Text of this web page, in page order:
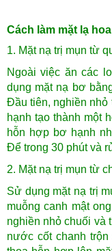
Cách làm mặt lạ
1. Mặt nạ trị mụn từ
Ngoài việc ăn các
dụng mặt nạ bơ
Đầu tiên, nghiền nhỏ
hạnh tạo thành một
hỗn hợp bơ hạnh
Để trong 30 phút và
2. Mặt nạ trị mụn từ
Sử dụng mặt nạ trị
muỗng canh mật
nghiền nhỏ chuối và
nước cốt chanh